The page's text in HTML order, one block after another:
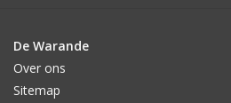
De Warande
Over ons
Sitemap